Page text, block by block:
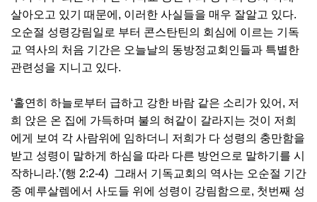
살아오고 있기 때문에, 이러한 사실들을 매우 잘알고 있다.
오순절 성령강림일로 부터 콘스탄틴의 회심에 이르는 기독
교 역사의 처음 기간은 오늘날의 동방정교회인들과 특별한
관련성을 지니고 있다.
‘홀연히 하늘로부터 급하고 강한 바람 같은 소리가 있어, 저
희 앉은 온 집에 가득하며 불의 혀같이 갈라지는 것이 저희
에게 보여 각 사람위에 임하더니 저희가 다 성령의 충만함을
받고 성령이 말하게 하심을 따라 다른 방언으로 말하기를 시
작하니라.’(행 2:2-4) 그래서 기독교회의 역사는 오순절 기간
중 예루살렘에서 사도들 위에 성령이 강림함으로, 첫번째 성